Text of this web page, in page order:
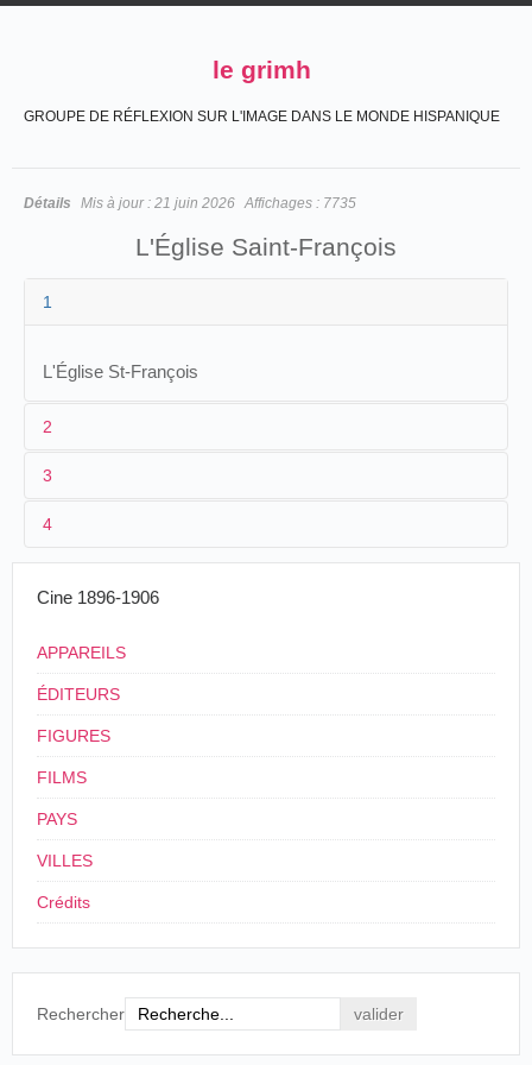
le grimh
GROUPE DE RÉFLEXION SUR L'IMAGE DANS LE MONDE HISPANIQUE
Détails Mis à jour : 21 juin 2026 Affichages : 7735
L'Église Saint-François
1
L'Église St-François
2
1
2
3
[03]/1902
4
Suisse
3
Phono-
4
Lausanne-Eglise St.-François
Cine 1896-1906
APPAREILS
ÉDITEURS
FIGURES
FILMS
PAYS
VILLES
Crédits
Rechercher